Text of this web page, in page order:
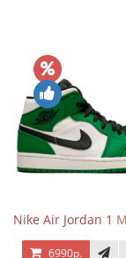
Nike Air Jordan 1
6990р.